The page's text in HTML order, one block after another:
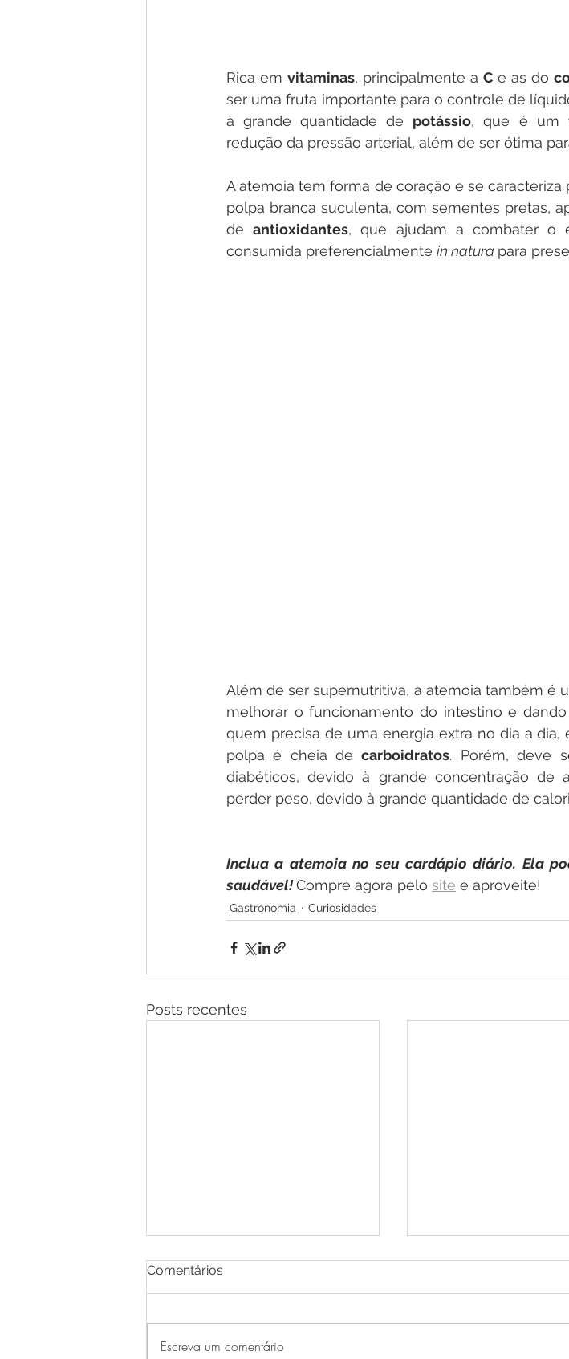
Rica em vitaminas, principalmente a C e as do
ser uma fruta importante para o controle de
à grande quantidade de potássio, que é um
redução da pressão arterial, além de ser ótima
A atemoia tem forma de coração e se
polpa branca suculenta, com sementes pretas,
de antioxidantes, que ajudam a combater o
consumida preferencialmente in natura para
Além de ser supernutritiva, a atemoia também é
melhorar o funcionamento do intestino e
quem precisa de uma energia extra no dia a
polpa é cheia de carboidratos. Porém, deve
diabéticos, devido à grande concentração de
perder peso, devido à grande quantidade de
Inclua a atemoia no seu cardápio diário. Ela
saudável! Compre agora pelo site e aproveite!
Gastronomia Curiosidades
Posts recentes
Comentários
Escreva um comentário